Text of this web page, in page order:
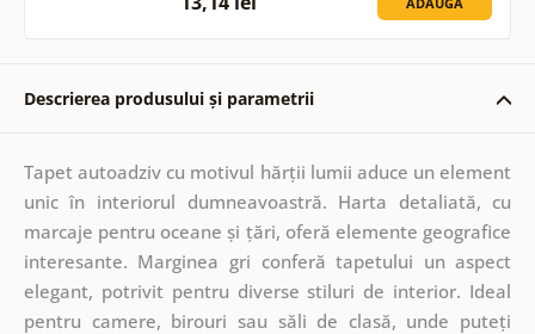
Descrierea produsului și parametrii
Tapet autoadziv cu motivul hărții lumii aduce un element
unic în interiorul dumneavoastră. Harta detaliată, cu
marcaje pentru oceane și țări, oferă elemente geografice
interesante. Marginea gri conferă tapetului un aspect
elegant, potrivit pentru diverse stiluri de interior. Ideal
pentru camere, birouri sau săli de clasă, unde puteți